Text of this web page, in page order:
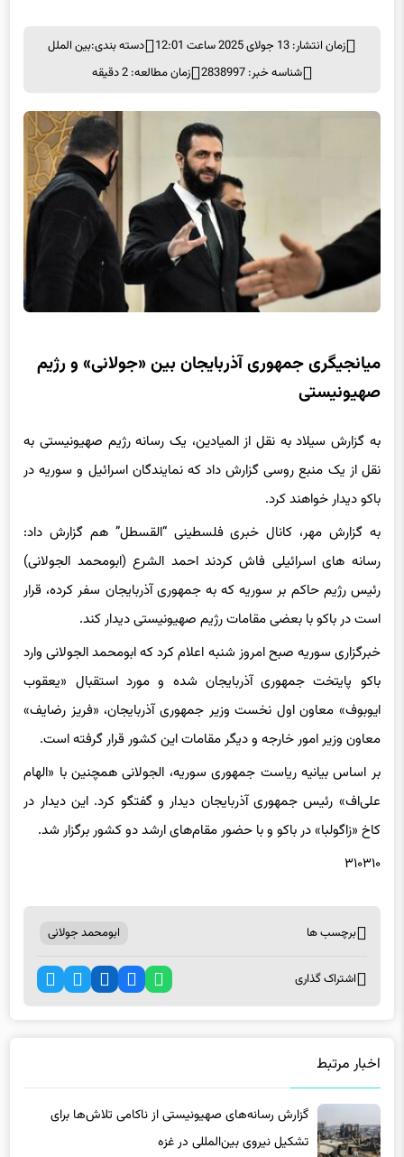
زمان انتشار: 13 جولای 2025 ساعت 12:01 دسته بندی:بین الملل
شناسه خبر: 2838997
زمان مطالعه: 2 دقیقه
میانجیگری جمهوری آذربایجان بین «جولانی» و رژیم
صهیونیستی
به گزارش سیلاد به نقل از المیادین، یک رسانه رژیم صهیونیستی به
نقل از یک منبع روسی گزارش داد که نمایندگان اسرائیل و سوریه در
باکو دیدار خواهند کرد.
به گزارش مهر، کانال خبری فلسطینی “القسطل” هم گزارش داد:
رسانه های اسرائیلی فاش کردند احمد الشرع (ابومحمد الجولانی)
رئیس رژیم حاکم بر سوریه که به جمهوری آذربایجان سفر کرده، قرار
است در باکو با بعضی مقامات رژیم صهیونیستی دیدار کند.
خبرگزاری سوریه صبح امروز شنبه اعلام کرد که ابومحمد الجولانی وارد
باکو پایتخت جمهوری آذربایجان شده و مورد استقبال «یعقوب
ایوبوف» معاون اول نخست وزیر جمهوری آذربایجان، «فریز رضایف»
معاون وزیر امور خارجه و دیگر مقامات این کشور قرار گرفته است.
بر اساس بیانیه ریاست جمهوری سوریه، الجولانی همچنین با «الهام
علی‌اف» رئیس جمهوری آذربایجان دیدار و گفتگو کرد. این دیدار در
کاخ «زاگولبا» در باکو و با حضور مقام‌های ارشد دو کشور برگزار شد.
۳۱۰۳۱۰
برچسب ها ابومحمد جولانی
اشتراک گذاری
اخبار مرتبط
گزارش رسانه‌های صهیونیستی از ناکامی تلاش‌ها برای
تشکیل نیروی بین‌المللی در غزه